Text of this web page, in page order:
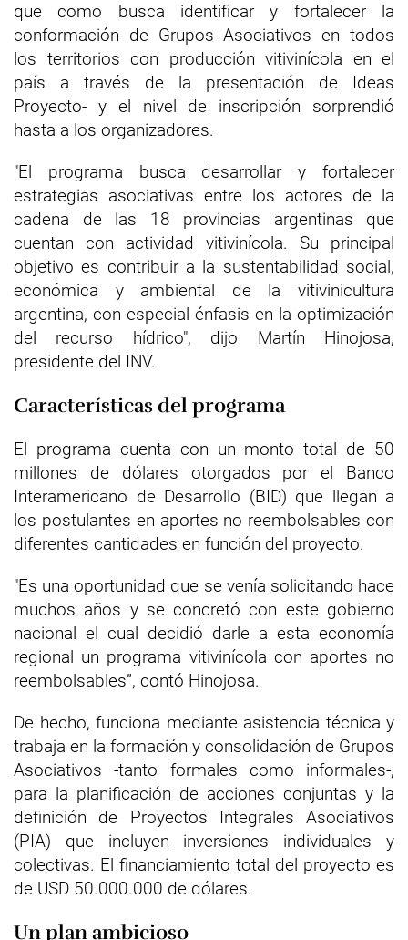
que como busca identificar y fortalecer la
conformación de Grupos Asociativos en todos
los territorios con producción vitivinícola en el
país a través de la presentación de Ideas
Proyecto- y el nivel de inscripción sorprendió
hasta a los organizadores.
"El programa busca desarrollar y fortalecer
estrategias asociativas entre los actores de la
cadena de las 18 provincias argentinas que
cuentan con actividad vitivinícola. Su principal
objetivo es contribuir a la sustentabilidad social,
económica y ambiental de la vitivinicultura
argentina, con especial énfasis en la optimización
del recurso hídrico", dijo Martín Hinojosa,
presidente del INV.
Características del programa
El programa cuenta con un monto total de 50
millones de dólares otorgados por el Banco
Interamericano de Desarrollo (BID) que llegan a
los postulantes en aportes no reembolsables con
diferentes cantidades en función del proyecto.
"Es una oportunidad que se venía solicitando hace
muchos años y se concretó con este gobierno
nacional el cual decidió darle a esta economía
regional un programa vitivinícola con aportes no
reembolsables”, contó Hinojosa.
De hecho, funciona mediante asistencia técnica y
trabaja en la formación y consolidación de Grupos
Asociativos -tanto formales como informales-,
para la planificación de acciones conjuntas y la
definición de Proyectos Integrales Asociativos
(PIA) que incluyen inversiones individuales y
colectivas. El financiamiento total del proyecto es
de USD 50.000.000 de dólares.
Un plan ambicioso